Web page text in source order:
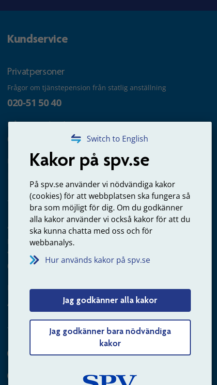
Switch to English
Kakor på spv.se
På spv.se använder vi nödvändiga kakor
(cookies) för att webbplatsen ska fungera så
bra som möjligt för dig. Om du godkänner
alla kakor använder vi också kakor för att du
ska kunna chatta med oss och för
webbanalys.
Hur används kakor på spv.se
Jag godkänner alla kakor
Jag godkänner bara nödvändiga
kakor
Kundservice
Privatpersoner
Frågor om tjänstepension från statlig anställning
020-51 50 40
Frågor om utbetalning
020-65 00 65
Kontakta oss
Arbetsgivare
Frågor om administration av tjänstepension från statlig
anställning
060-18 75 03
Kontakta oss
Arbetsgivare – skicka mejl till oss
Hitta svaret på din fråga
Andra sätt att kontakta oss